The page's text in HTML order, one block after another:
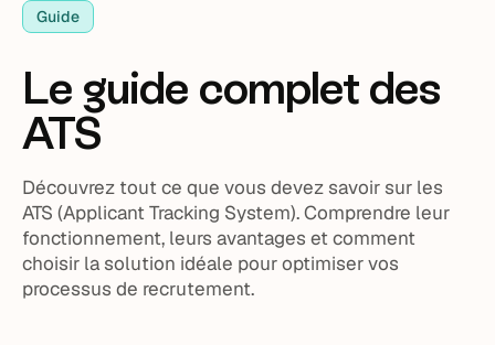
Guide
Le guide complet des
ATS
Découvrez tout ce que vous devez savoir sur les
ATS (Applicant Tracking System). Comprendre leur
fonctionnement, leurs avantages et comment
choisir la solution idéale pour optimiser vos
processus de recrutement.